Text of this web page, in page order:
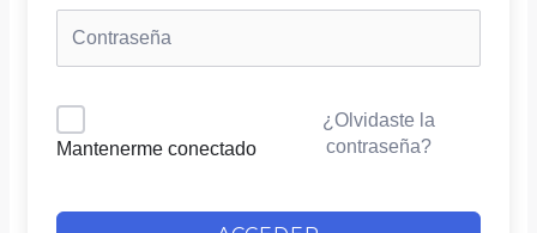
Mantenerme conectado
¿Olvidaste la
contraseña?